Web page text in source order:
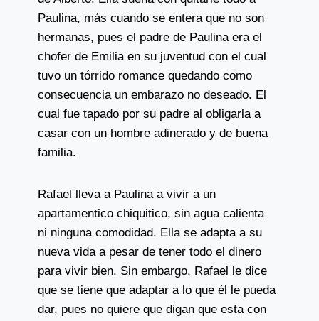
Paulina, más cuando se entera que no son
hermanas, pues el padre de Paulina era el
chofer de Emilia en su juventud con el cual
tuvo un tórrido romance quedando como
consecuencia un embarazo no deseado. El
cual fue tapado por su padre al obligarla a
casar con un hombre adinerado y de buena
familia.
Rafael lleva a Paulina a vivir a un
apartamentico chiquitico, sin agua calienta
ni ninguna comodidad. Ella se adapta a su
nueva vida a pesar de tener todo el dinero
para vivir bien. Sin embargo, Rafael le dice
que se tiene que adaptar a lo que él le pueda
dar, pues no quiere que digan que esta con